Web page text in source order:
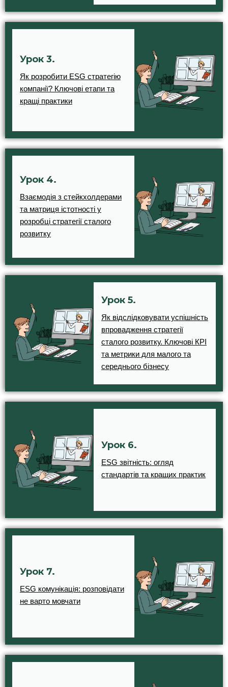
Урок 3.
Як розробити ESG стратегію
компанії? Ключові етапи та
кращі практики
Урок 4.
Взаємодія з стейкхолдерами
та матриця істотності у
розробці стратегії сталого
розвитку
Урок 5.
Як відслідковувати успішність
впровадження стратегії
сталого розвитку. Ключові КРІ
та метрики для малого та
середнього бізнесу
Урок 6.
ESG звітність: огляд
стандартів та кращих практик
Урок 7.
ESG комунікація: розповідати
не варто мовчати